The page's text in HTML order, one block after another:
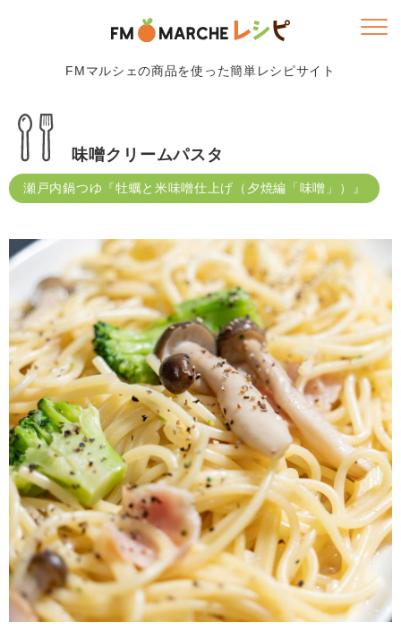
FMマルシェの商品を使った簡単レシピサイト
味噌クリームパスタ
瀬戸内鍋つゆ『牡蠣と米味噌仕上げ（夕焼編「味噌」）』